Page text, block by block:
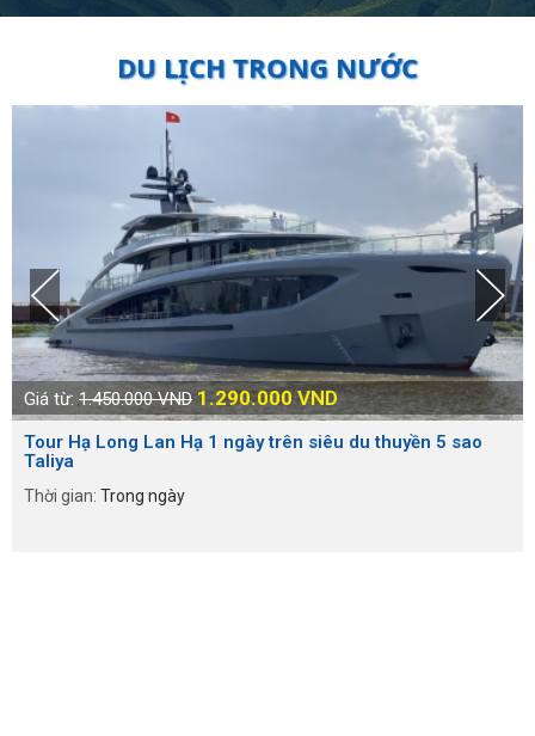
DU LỊCH TRONG NƯỚC
Giá từ:1.450.000 VND 1.290.000 VND
Tour Hạ Long Lan Hạ 1 ngày trên siêu du thuyền 5 sao
Taliya
Thời gian: Trong ngày